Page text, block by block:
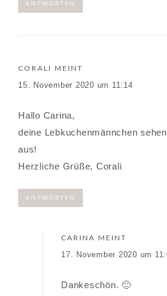
ANTWORTEN
CORALI MEINT
15. November 2020 um 11:14
Hallo Carina,
deine Lebkuchenmännchen
aus!
Herzliche Grüße, Corali
ANTWORTEN
CARINA MEINT
17. November 2020 um
Dankeschön. 🙂